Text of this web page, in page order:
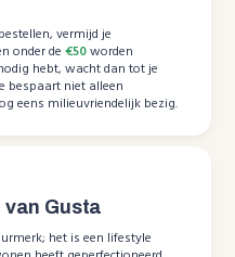
vermijd je
onder de€50worden
hebt, wacht dan tot je
bespaart niet alleen
eens milieuvriendelijk bezig.
van Gusta
het is een lifestyle